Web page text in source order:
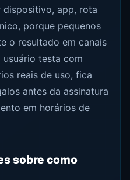
app, rota
porque pequenos
o resultado em canais
usuário testa com
reais de uso, fica
antes da assinatura
em horários de
sobre como